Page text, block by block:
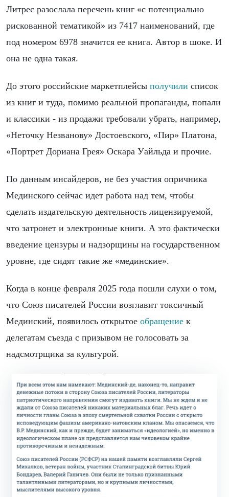
Литрес разослала перечень книг «с потенциально
рискованной тематикой» из 7417 наименований, где
под номером 6978 значится ее книга. Автор в шоке. И
она не одна такая.
До этого российские маркетплейсы получили список
из книг и туда, помимо реальной пропаганды, попали
и классики - из продажи требовали убрать, например,
«Неточку Незванову» Достоевского, «Пир» Платона,
«Портрет Дориана Грея» Оскара Уайльда и прочие.
По данным инсайдеров, не без участия опричника
Мединского сейчас идет работа над тем, чтобы
сделать издательскую деятельность лицензируемой,
что затронет и электронные книги. А это фактически
введение цензуры и надзорщины на государственном
уровне, где сидят такие же «мединские».
Когда в конце февраля 2025 года пошли слухи о том,
что Союз писателей России возглавит токсичный
Мединский, появилось открытое обращение к
делегатам съезда с призывом не голосовать за
надсмотрщика за культурой.